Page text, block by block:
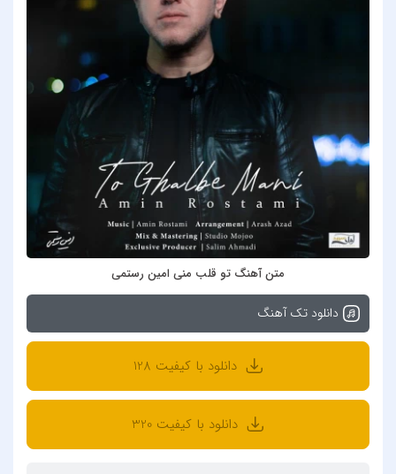
متن آهنگ تو قلب منی امین رستمی
دانلود تک آهنگ
دانلود با کیفیت 128
دانلود با کیفیت 320